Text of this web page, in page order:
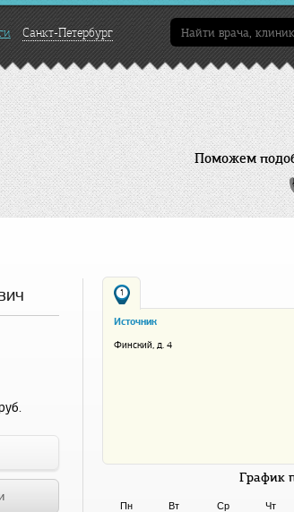
Санкт-Петербург
Поможем
1
Источник
Финский, д. 4
График
Пн
Вт
Ср
Чт